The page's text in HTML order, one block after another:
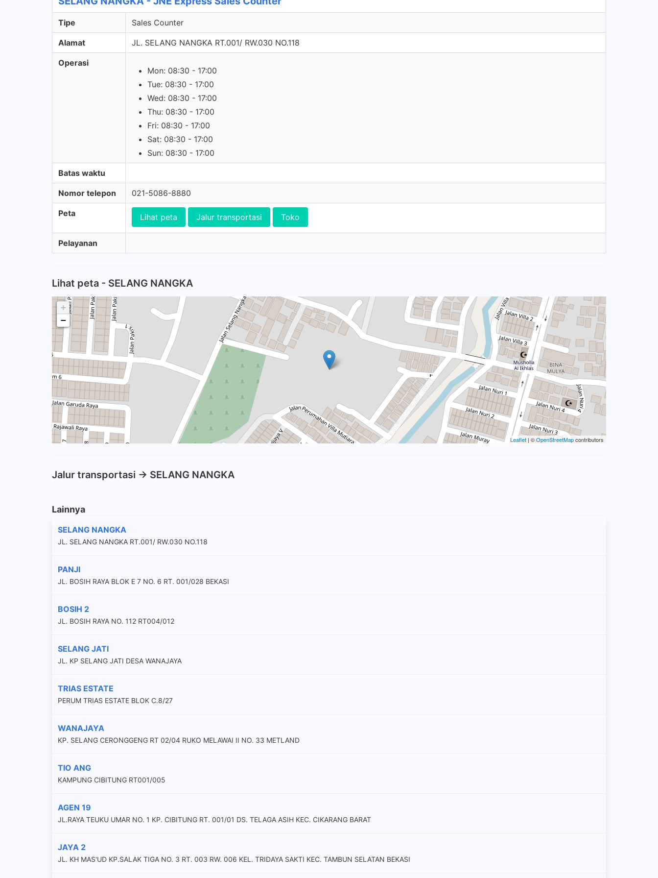
Tipe Sales Counter
Alamat JL. SELANG NANGKA RT.001/ RW.030 NO.118
Operasi
Mon: 08:30 - 17:00
Tue: 08:30 - 17:00
Wed: 08:30 - 17:00
Thu: 08:30 - 17:00
Fri: 08:30 - 17:00
Sat: 08:30 - 17:00
Sun: 08:30 - 17:00
Batas waktu
Nomor telepon 021-5086-8880
Peta Lihat peta Jalur transportasi Toko
Pelayanan
Lihat peta - SELANG NANGKA
+
−
Leaflet | ©OpenStreetMapcontributors
Jalur transportasi -> SELANG NANGKA
Lainnya
SELANG NANGKA
JL. SELANG NANGKA RT.001/ RW.030 NO.118
PANJI
JL. BOSIH RAYA BLOK E 7 NO. 6 RT. 001/028 BEKASI
BOSIH 2
JL. BOSIH RAYA NO. 112 RT004/012
SELANG JATI
JL. KP SELANG JATI DESA WANAJAYA
TRIAS ESTATE
PERUM TRIAS ESTATE BLOK C.8/27
WANAJAYA
KP. SELANG CERONGGENG RT 02/04 RUKO MELAWAI II NO. 33 METLAND
TIO ANG
KAMPUNG CIBITUNG RT001/005
AGEN 19
JL.RAYA TEUKU UMAR NO. 1 KP. CIBITUNG RT. 001/01 DS. TELAGA ASIH KEC. CIKARANG BARAT
JAYA 2
JL. KH MAS'UD KP.SALAK TIGA NO. 3 RT. 003 RW. 006 KEL. TRIDAYA SAKTI KEC. TAMBUN SELATAN BEKASI